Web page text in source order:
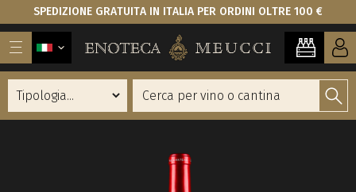
SPEDIZIONE GRATUITA IN ITALIA PER ORDINI OLTRE 100 €